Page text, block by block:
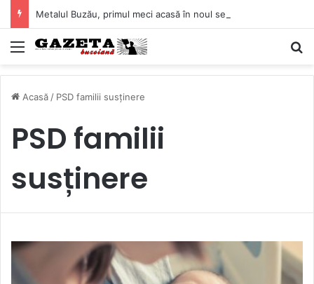
Mediu
Acasă / PSD familii susținere
PSD familii
susținere